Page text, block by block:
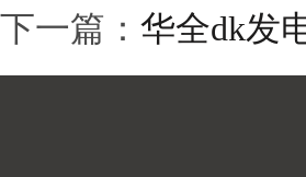
下一篇： 华全dk发